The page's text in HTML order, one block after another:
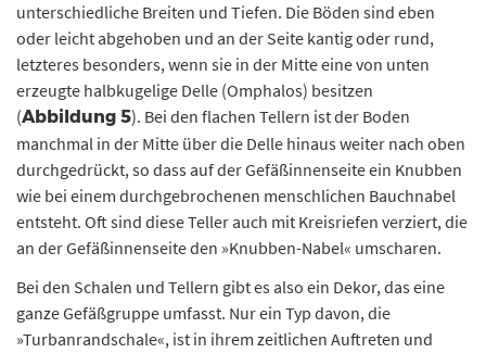
unterschiedliche Breiten und Tiefen. Die Böden sind eben
oder leicht abgehoben und an der Seite kantig oder rund,
letzteres besonders, wenn sie in der Mitte eine von unten
erzeugte halbkugelige Delle (Omphalos) besitzen
(Abbildung 5). Bei den flachen Tellern ist der Boden
manchmal in der Mitte über die Delle hinaus weiter nach oben
durchgedrückt, so dass auf der Gefäßinnenseite ein Knubben
wie bei einem durchgebrochenen menschlichen Bauchnabel
entsteht. Oft sind diese Teller auch mit Kreisriefen verziert, die
an der Gefäßinnenseite den »Knubben-Nabel« umscharen.
Bei den Schalen und Tellern gibt es also ein Dekor, das eine
ganze Gefäßgruppe umfasst. Nur ein Typ davon, die
»Turbanrandschale«, ist in ihrem zeitlichen Auftreten und